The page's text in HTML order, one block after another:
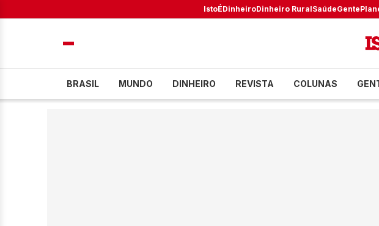
IstoÉDinheiroDinheiro RuralSaúdeGente
BRASIL MUNDO DINHEIRO REVISTA COLUNAS